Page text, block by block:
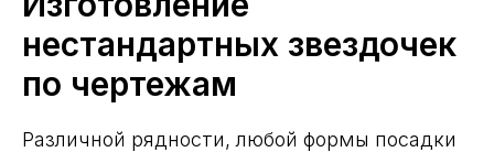
нестандартных звездочек
по чертежам
Различной рядности, любой формы посадки